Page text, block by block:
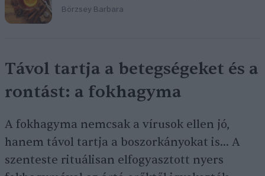
Börzsey Barbara
Távol tartja a betegségeket és a
rontást: a fokhagyma
A fokhagyma nemcsak a vírusok ellen jó,
hanem távol tartja a boszorkányokat is… A
szenteste rituálisan elfogyasztott nyers